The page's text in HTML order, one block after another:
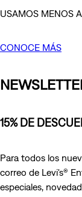
USAMOS MENOS
CONOCE MÁS
15% DE
Para todos los
correo de Levi's®
especiales,